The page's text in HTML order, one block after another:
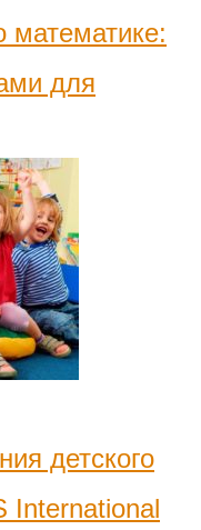
математике:
для
детского
International